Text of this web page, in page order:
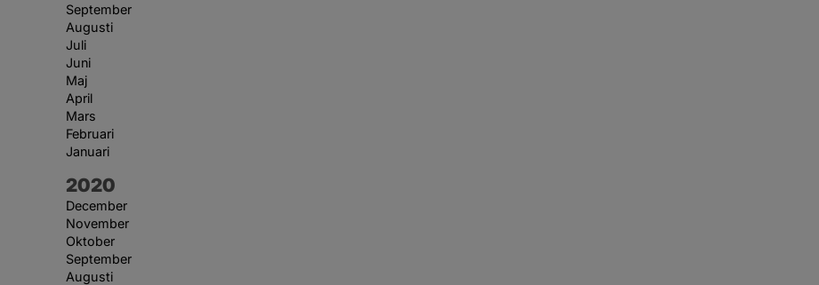
September
Augusti
Juli
Juni
Maj
April
Mars
Februari
Januari
År:
2020
December
November
Oktober
September
Augusti